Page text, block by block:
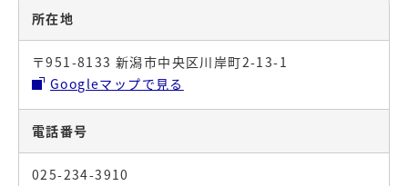
所在地
〒951-8133 新潟市中央区川岸町2-13-1
Googleマップで見る
電話番号
025-234-3910